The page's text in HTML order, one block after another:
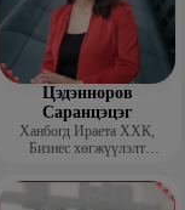
Цэдэнноров
Саранцэцэг
Ханбогд Ираета ХХК,
Бизнес хөгжүүлэлт